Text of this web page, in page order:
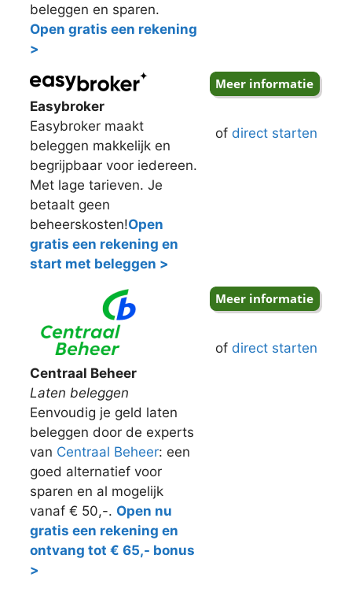
beleggen en sparen.
Open gratis een rekening
>
Easybroker
Easybroker maakt
beleggen makkelijk en
begrijpbaar voor iedereen.
Met lage tarieven. Je
betaalt geen
beheerskosten!Open
gratis een rekening en
start met beleggen >
of direct starten
Centraal Beheer
Laten beleggen
Eenvoudig je geld laten
beleggen door de experts
van Centraal Beheer: een
goed alternatief voor
sparen en al mogelijk
vanaf € 50,-. Open nu
gratis een rekening en
ontvang tot € 65,- bonus
>
of direct starten